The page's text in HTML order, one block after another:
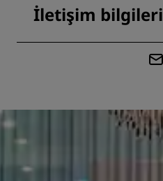
İletişim bilgileri